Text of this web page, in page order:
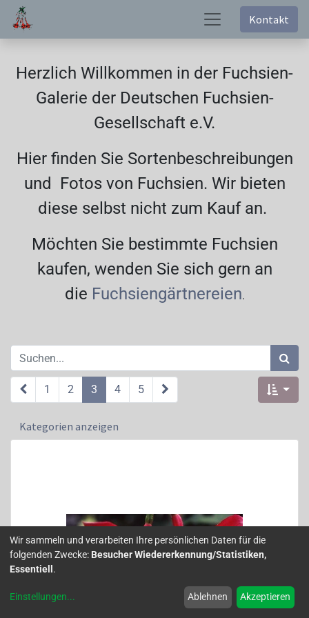
Kontakt
Herzlich Willkommen in der Fuchsien-
Galerie der Deutschen Fuchsien-
Gesellschaft e.V.
Hier finden Sie Sortenbeschreibungen
und Fotos von Fuchsien. Wir bieten
diese selbst nicht zum Kauf an.
Möchten Sie bestimmte Fuchsien
kaufen, wenden Sie sich gern an
die Fuchsiengärtnereien.
1 2 3 4 5
Kategorien anzeigen
Wir sammeln und verarbeiten Ihre persönlichen Daten für die
folgenden Zwecke: Besucher Wiedererkennung/Statistiken,
Essentiell .
Einstellungen... Ablehnen Akzeptieren